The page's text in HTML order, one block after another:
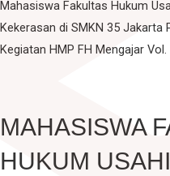
Bagan & Struktur
Pimpinan Universitas
BPMPP Usahid
Manajemen
Pariwisata
Pendaftaran
Berita Usahid
Mahasiswa Fakultas Hukum
Kekerasan di SMKN 35 Jakarta
Kegiatan HMP FH Mengajar Vol.
MAHASISWA
HUKUM